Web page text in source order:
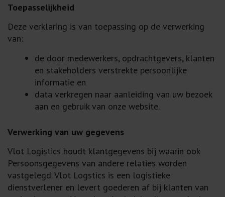
Toepasselijkheid
Deze verklaring is van toepassing op de verwerking
van:
de door medewerkers, opdrachtgevers, klanten
en stakeholders verstrekte persoonlijke
informatie en
data verkregen naar aanleiding van uw bezoek
aan en gebruik van onze website.
Verwerking van uw gegevens
Vlot Logistics houdt klantgegevens bij waarin ook
Persoonsgegevens van andere relaties worden
vastgelegd. Vlot Logstics is een logistieke
dienstverlener en levert goederen af bij klanten van